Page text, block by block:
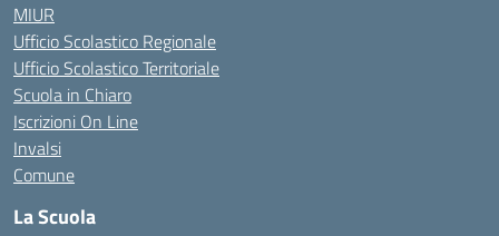
MIUR
Ufficio Scolastico Regionale
Ufficio Scolastico Territoriale
Scuola in Chiaro
Iscrizioni On Line
Invalsi
Comune
La Scuola